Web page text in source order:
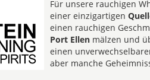
Für unsere rauchigen
einer einzigartigen
einen rauchigen
Port Ellen mälzen und
einen
aber manche